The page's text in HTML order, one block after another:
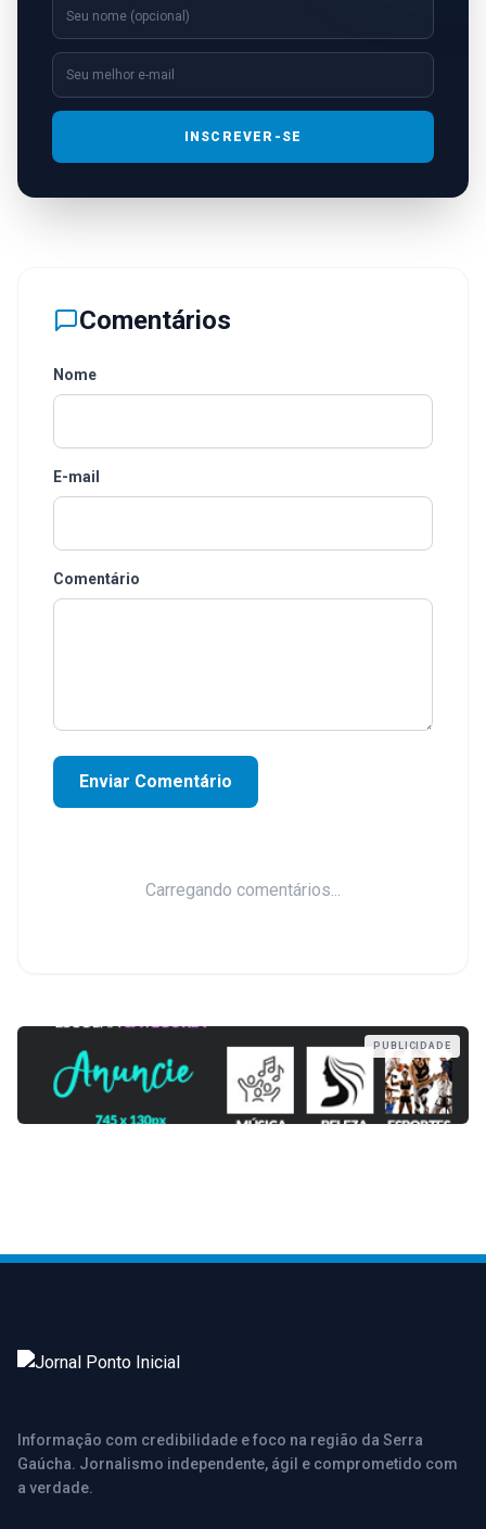
INSCREVER-SE
Comentários
Nome
E-mail
Comentário
Enviar Comentário
Carregando comentários...
PUBLICIDADE
Informação com credibilidade e foco na região da Serra
Gaúcha. Jornalismo independente, ágil e comprometido com
a verdade.